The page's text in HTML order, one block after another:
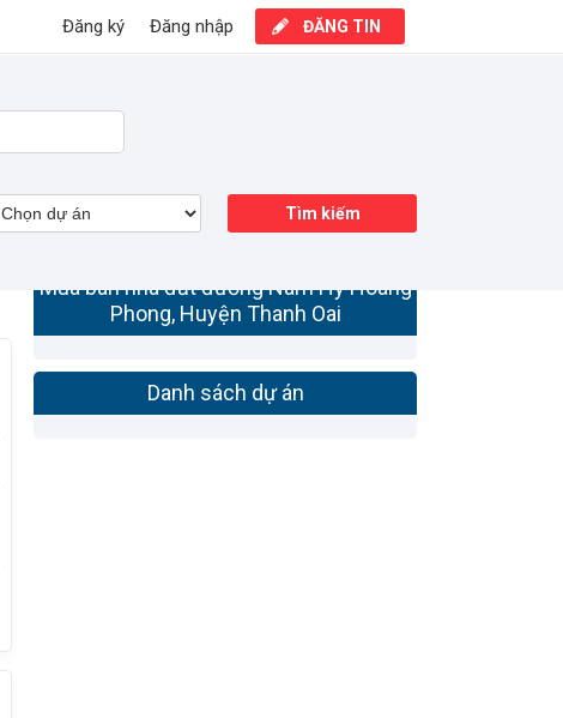
Mua bán nhà đất đường Nam Hy Hoàng
Phong, Huyện Thanh Oai
Danh sách dự án
Tìm kiếm
ĐĂNG TIN
Đăng nhập
Đăng ký